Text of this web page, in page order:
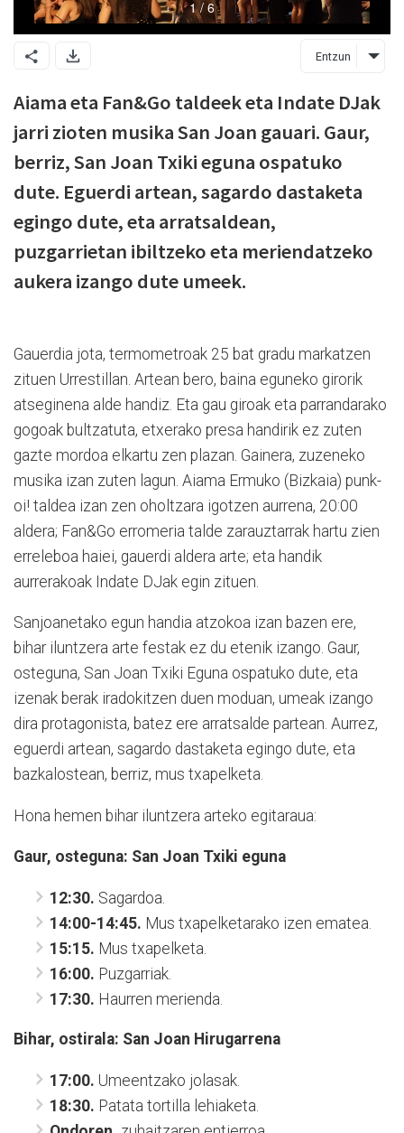
Entzun
Aiama eta Fan&Go taldeek eta Indate DJak
jarri zioten musika San Joan gauari. Gaur,
berriz, San Joan Txiki eguna ospatuko
dute. Eguerdi artean, sagardo dastaketa
egingo dute, eta arratsaldean,
puzgarrietan ibiltzeko eta meriendatzeko
aukera izango dute umeek.
Gauerdia jota, termometroak 25 bat gradu markatzen
zituen Urrestillan. Artean bero, baina eguneko girorik
atseginena alde handiz. Eta gau giroak eta parrandarako
gogoak bultzatuta, etxerako presa handirik ez zuten
gazte mordoa elkartu zen plazan. Gainera, zuzeneko
musika izan zuten lagun. Aiama Ermuko (Bizkaia) punk-
oi! taldea izan zen oholtzara igotzen aurrena, 20:00
aldera; Fan&Go erromeria talde zarauztarrak hartu zien
erreleboa haiei, gauerdi aldera arte; eta handik
aurrerakoak Indate DJak egin zituen.
Sanjoanetako egun handia atzokoa izan bazen ere,
bihar iluntzera arte festak ez du etenik izango. Gaur,
osteguna, San Joan Txiki Eguna ospatuko dute, eta
izenak berak iradokitzen duen moduan, umeak izango
dira protagonista, batez ere arratsalde partean. Aurrez,
eguerdi artean, sagardo dastaketa egingo dute, eta
bazkalostean, berriz, mus txapelketa.
Hona hemen bihar iluntzera arteko egitaraua:
Gaur, osteguna: San Joan Txiki eguna
12:30. Sagardoa.
14:00-14:45. Mus txapelketarako izen ematea.
15:15. Mus txapelketa.
16:00. Puzgarriak.
17:30. Haurren merienda.
Bihar, ostirala: San Joan Hirugarrena
17:00. Umeentzako jolasak.
18:30. Patata tortilla lehiaketa.